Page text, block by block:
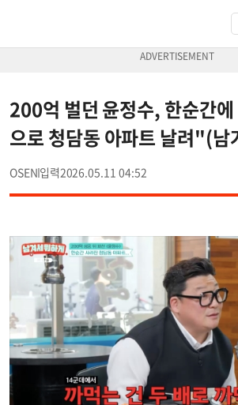
200억 벌던 윤정수, 한순간
으로 청담동 아파트 날려"(남
OSEN 2026.05.11 04:52